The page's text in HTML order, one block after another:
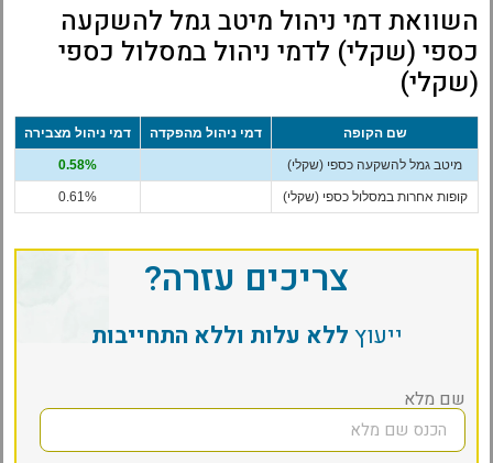
השוואת דמי ניהול מיטב גמל להשקעה
כספי (שקלי) לדמי ניהול במסלול כספי
(שקלי)
שם הקופה דמי ניהול מהפקדה דמי ניהול מצבירה
מיטב גמל להשקעה כספי (שקלי) 0.58%
קופות אחרות במסלול כספי (שקלי) 0.61%
צריכים עזרה?
ייעוץללא עלות וללא התחייבות
שם מלא